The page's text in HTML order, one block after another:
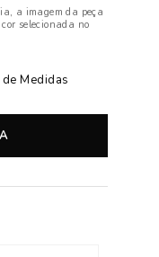
a imagem da peça
selecionada no
Medidas